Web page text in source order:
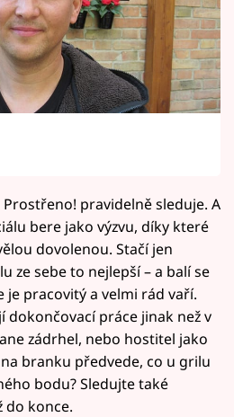
pravidelně sleduje. A
bere jako výzvu, díky které
dovolenou. Stačí jen
ze sebe to nejlepší – a balí se
je pracovitý a velmi rád vaří.
dokončovací práce jinak než v
zádrhel, nebo hostitel jako
branku předvede, co u grilu
bodu? Sledujte také
do konce.